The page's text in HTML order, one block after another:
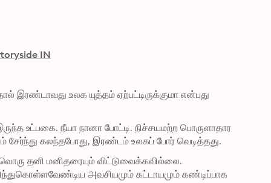
IN
இரண்டாவது உலக யுத்தம் ஏற்பட்டிருக்குமா என்பது
உட்பகை. நீயா நானா போட்டி. நிச்சயமற்ற பொருளாதார
சேர்ந்து கலந்தபோது, இரண்டம் உலகப் போர் வெடித்தது.
தனி மனிதரையும் விட்டுவைக்கவில்லை.
அவசியமும் கட்டாயமும் கண்டிப்பாக